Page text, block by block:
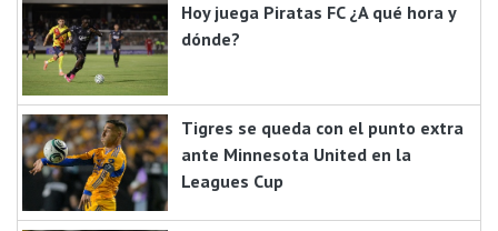
Hoy juega Piratas FC ¿A qué hora y
dónde?
Tigres se queda con el punto extra
ante Minnesota United en la
Leagues Cup